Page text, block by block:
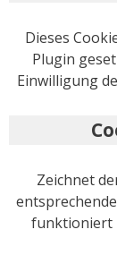
Dieses
Plugin
Einwilligung
Zeichnet
funktioniert